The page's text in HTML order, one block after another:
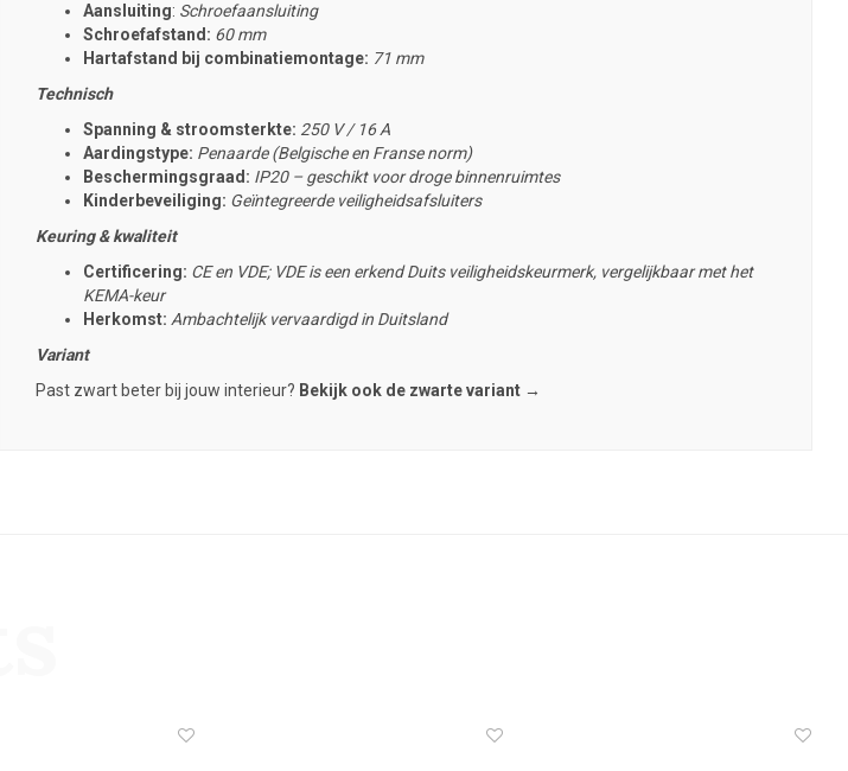
Aansluiting: Schroefaansluiting
Schroefafstand: 60 mm
Hartafstand bij combinatiemontage: 71 mm
Technisch
Spanning & stroomsterkte: 250 V / 16 A
Aardingstype: Penaarde (Belgische en Franse norm)
Beschermingsgraad: IP20 – geschikt voor droge binnenruimtes
Kinderbeveiliging: Geïntegreerde veiligheidsafsluiters
Keuring & kwaliteit
Certificering: CE en VDE; VDE is een erkend Duits veiligheidskeurmerk, vergelijkbaar met het
KEMA-keur
Herkomst: Ambachtelijk vervaardigd in Duitsland
Variant
Past zwart beter bij jouw interieur? Bekijk ook de zwarte variant →